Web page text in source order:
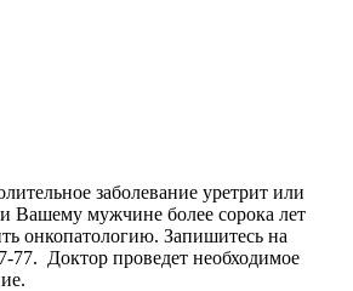
заболевание уретрит или
Вашему мужчине более сорока лет
онкопатологию. Запишитесь на
77. Доктор проведет необходимое